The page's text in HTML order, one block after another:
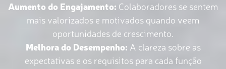
Aumento do Engajamento: Colaboradores se sentem
mais valorizados e motivados quando veem
oportunidades de crescimento.
Melhora do Desempenho: A clareza sobre as
expectativas e os requisitos para cada função